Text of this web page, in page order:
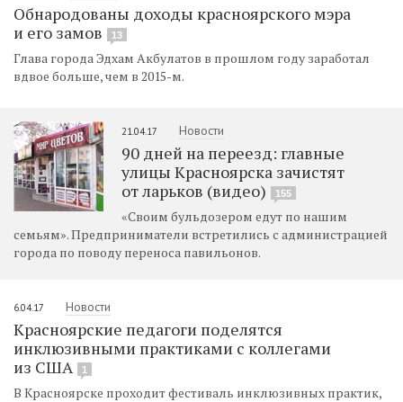
Обнародованы доходы красноярского мэра
и его замов
13
Глава города Эдхам Акбулатов в прошлом году заработал
вдвое больше, чем в 2015-м.
21.04.17 Новости
90 дней на переезд: главные
улицы Красноярска зачистят
от ларьков (видео)
155
«Своим бульдозером едут по нашим
семьям». Предприниматели встретились с администрацией
города по поводу переноса павильонов.
6.04.17 Новости
Красноярские педагоги поделятся
инклюзивными практиками с коллегами
из США
1
В Красноярске проходит фестиваль инклюзивных практик,